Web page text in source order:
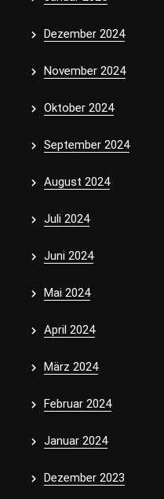
Dezember 2024
November 2024
Oktober 2024
September 2024
August 2024
Juli 2024
Juni 2024
Mai 2024
April 2024
März 2024
Februar 2024
Januar 2024
Dezember 2023